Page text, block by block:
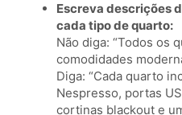
Escreva descrições
cada tipo de quarto:
Não diga: “Todos os
comodidades
Diga: “Cada quarto
Nespresso, portas
cortinas blackout e